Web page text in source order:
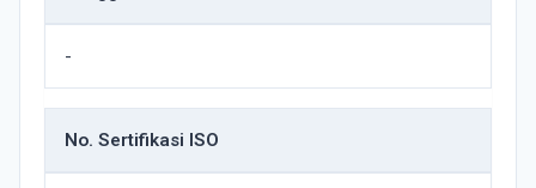
-
No. Sertifikasi ISO